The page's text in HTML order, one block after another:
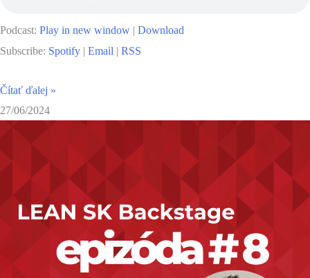
Podcast: Play in new window | Download
Subscribe: Spotify | Email | RSS
Čítať ďalej »
27/06/2024